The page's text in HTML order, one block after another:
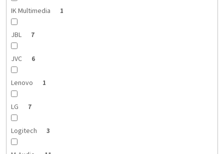
IK Multimedia 1
JBL 7
JVC 6
Lenovo 1
LG 7
Logitech 3